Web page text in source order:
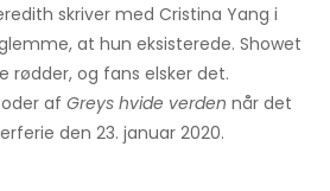
skriver med Cristina Yang i
at hun eksisterede. Showet
rødder, og fans elsker det.
af Greys hvide verden når det
den 23. januar 2020.